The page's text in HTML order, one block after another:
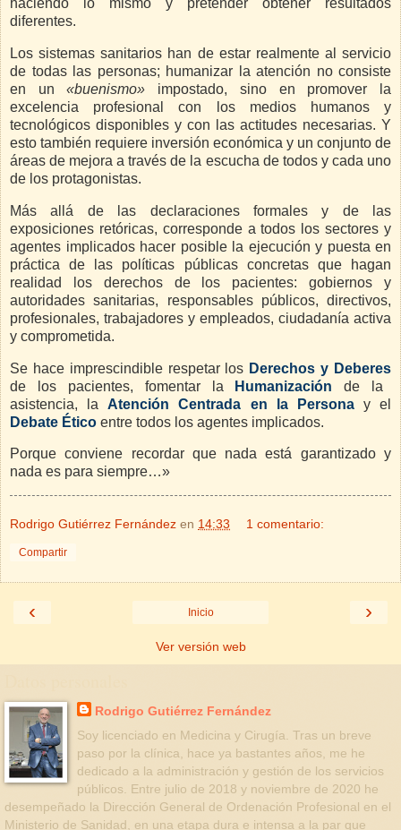
haciendo lo mismo y pretender obtener resultados
diferentes.
Los sistemas sanitarios han de estar realmente al servicio
de todas las personas; humanizar la atención no consiste
en un«buenismo» impostado, sino en promover la
excelencia profesional con los medios humanos y
tecnológicos disponibles y con las actitudes necesarias. Y
esto también requiere inversión económica y un conjunto de
áreas de mejora a través de la escucha de todos y cada uno
de los protagonistas.
Más allá de las declaraciones formales y de las
exposiciones retóricas, corresponde a todos los sectores y
agentes implicados hacer posible la ejecución y puesta en
práctica de las políticas públicas concretas que hagan
realidad los derechos de los pacientes: gobiernos y
autoridades sanitarias, responsables públicos, directivos,
profesionales, trabajadores y empleados, ciudadanía activa
y comprometida.
Se hace imprescindible respetar los Derechos y Deberes
de los pacientes, fomentar la
Humanización de la
asistencia, laAtención Centrada en la Personay el
Debate Ético entre todos los agentes implicados.
Porque conviene recordar que nada está garantizado y
nada es para siempre…»
Rodrigo Gutiérrez Fernández en 14:33 1 comentario:
Compartir
‹ ›
Inicio
Ver versión web
Rodrigo Gutiérrez Fernández
Soy licenciado en Medicina y Cirugía. Tras un breve
paso por la clínica, hace ya bastantes años, me he
dedicado a la administración y gestión de los servicios
públicos. Entre julio de 2018 y noviembre de 2020 he
desempeñado la Dirección General de Ordenación Profesional en el
Ministerio de Sanidad, en una etapa dura e intensa a la par que